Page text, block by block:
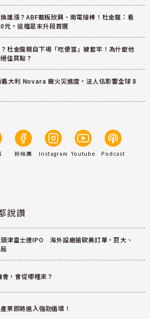
誰漲？ABF載板欣興、南電接棒！杜金龍：看
元，這檔是末升段首選
杜金龍親自下場「吃便當」被套牢！為什麼他
佳買點？
大利 Novara 廠火災進度，法人估影響全球 8
粉絲團 Instagram Youtube Podcast
說讚
津富士達IPO 海外設廠搶歐美訂單，巨大、
，會從哪裡來？
業即將進入強勁循環！